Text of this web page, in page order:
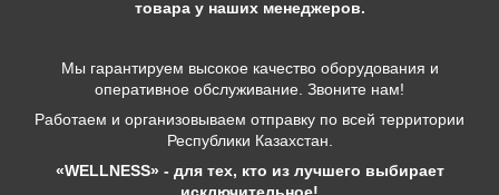
товара у наших менеджеров.
Мы гарантируем высокое качество оборудования и
оперативное обслуживание. Звоните нам!
Работаем и организовываем отправку по всей территории
Республики Казахстан.
«WELLNESS» - для тех, кто из лучшего выбирает